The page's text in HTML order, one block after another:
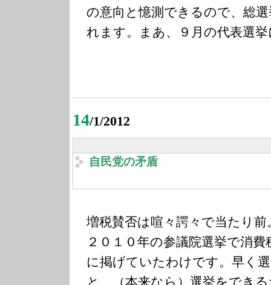
の意向と憶測できるので、総
れます。まあ、９月の代表選
14/1/2012
自民党の矛盾
増税賛否は喧々諤々で当たり
２０１０年の参議院選挙で消
に掲げていたわけです。早く